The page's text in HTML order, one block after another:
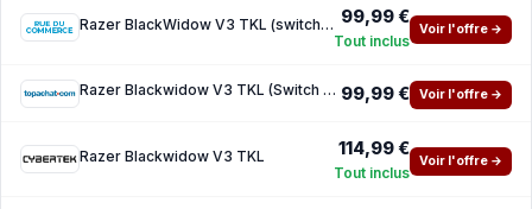
Razer BlackWidow V3 TKL (switches Razer Green) 99,99 €
Tout inclus
Voir l'offre →
Razer Blackwidow V3 TKL (Switch Razer Green) 99,99 € Voir l'offre →
Razer Blackwidow V3 TKL 114,99 €
Tout inclus
Voir l'offre →